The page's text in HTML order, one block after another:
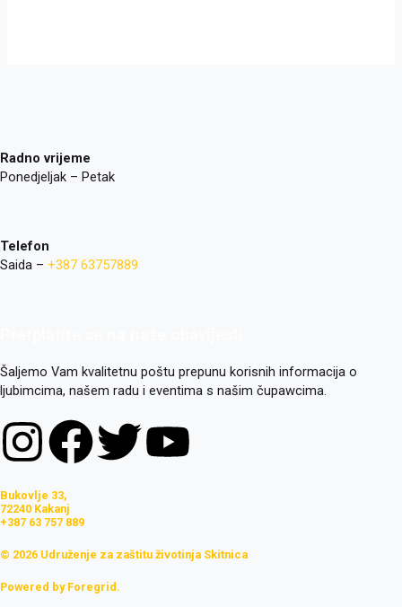
Radno vrijeme
Ponedjeljak – Petak
Telefon
Saida – +387 63757889
Šaljemo Vam kvalitetnu poštu prepunu korisnih informacija o
ljubimcima, našem radu i eventima s našim čupawcima.
I
n
s
t
F
c
e
T
t
Y
t
Bukovlje 33,
72240 Kakanj
+387 63 757 889
© 2026 Udruženje za zaštitu životinja Skitnica
Powered by Foregrid.